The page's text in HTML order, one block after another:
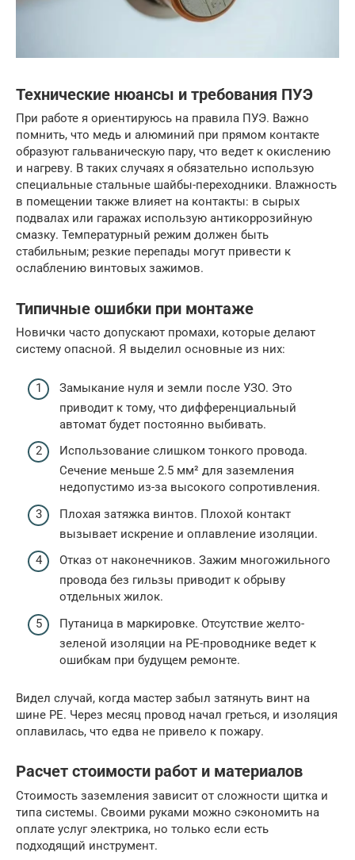
Технические нюансы и требования ПУЭ
При работе я ориентируюсь на правила ПУЭ. Важно
помнить, что медь и алюминий при прямом контакте
образуют гальваническую пару, что ведет к окислению
и нагреву. В таких случаях я обязательно использую
специальные стальные шайбы-переходники. Влажность
в помещении также влияет на контакты: в сырых
подвалах или гаражах использую антикоррозийную
смазку. Температурный режим должен быть
стабильным; резкие перепады могут привести к
ослаблению винтовых зажимов.
Типичные ошибки при монтаже
Новички часто допускают промахи, которые делают
систему опасной. Я выделил основные из них:
Замыкание нуля и земли после УЗО. Это
приводит к тому, что дифференциальный
автомат будет постоянно выбивать.
Использование слишком тонкого провода.
Сечение меньше 2.5 мм² для заземления
недопустимо из-за высокого сопротивления.
Плохая затяжка винтов. Плохой контакт
вызывает искрение и оплавление изоляции.
Отказ от наконечников. Зажим многожильного
провода без гильзы приводит к обрыву
отдельных жилок.
Путаница в маркировке. Отсутствие желто-
зеленой изоляции на PE-проводнике ведет к
ошибкам при будущем ремонте.
Видел случай, когда мастер забыл затянуть винт на
шине PE. Через месяц провод начал греться, и изоляция
оплавилась, что едва не привело к пожару.
Расчет стоимости работ и материалов
Стоимость заземления зависит от сложности щитка и
типа системы. Своими руками можно сэкономить на
оплате услуг электрика, но только если есть
подходящий инструмент.